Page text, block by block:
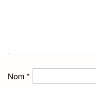
Nom*